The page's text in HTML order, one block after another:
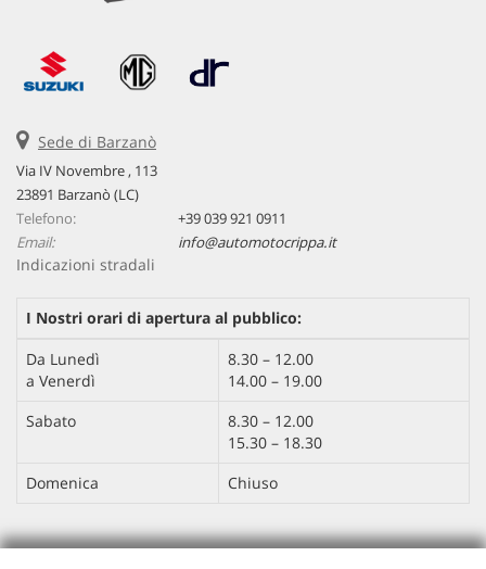
Sede di Barzanò
Via IV Novembre , 113
23891 Barzanò (LC)
Telefono:
+39 039 921 0911
Email:
info@automotocrippa.it
Indicazioni stradali
I Nostri orari di apertura al pubblico:
Da Lunedì
a Venerdì
8.30 – 12.00
14.00 – 19.00
Sabato
8.30 – 12.00
15.30 – 18.30
Domenica
Chiuso